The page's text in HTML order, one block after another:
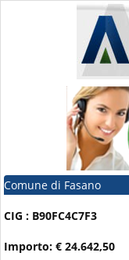
Comune di Fasano
CIG : B90FC4C7F3
Importo: € 24.642,50